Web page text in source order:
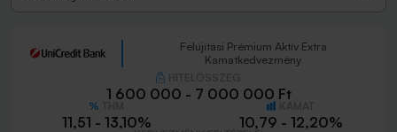
Felújítási Prémium Aktív Extra
Kamatkedvezmény
1 600 000 - 7 000 000 Ft
11,51 - 13,10% 10,79 - 12,20%